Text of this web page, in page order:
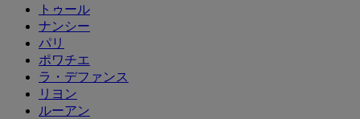
トゥール
ナンシー
パリ
ポワチエ
ラ・デファンス
リヨン
ルーアン